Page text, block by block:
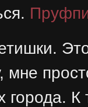
мне
города.